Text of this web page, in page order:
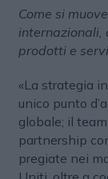
Come si
internazionali,
prodotti e
«La strategia
unico punto
globale; il
partnership
pregiate nei